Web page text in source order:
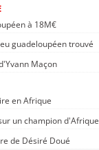
à 18M€
guadeloupéen trouvé
Maçon
en Afrique
un champion d'Afrique
de Désiré Doué